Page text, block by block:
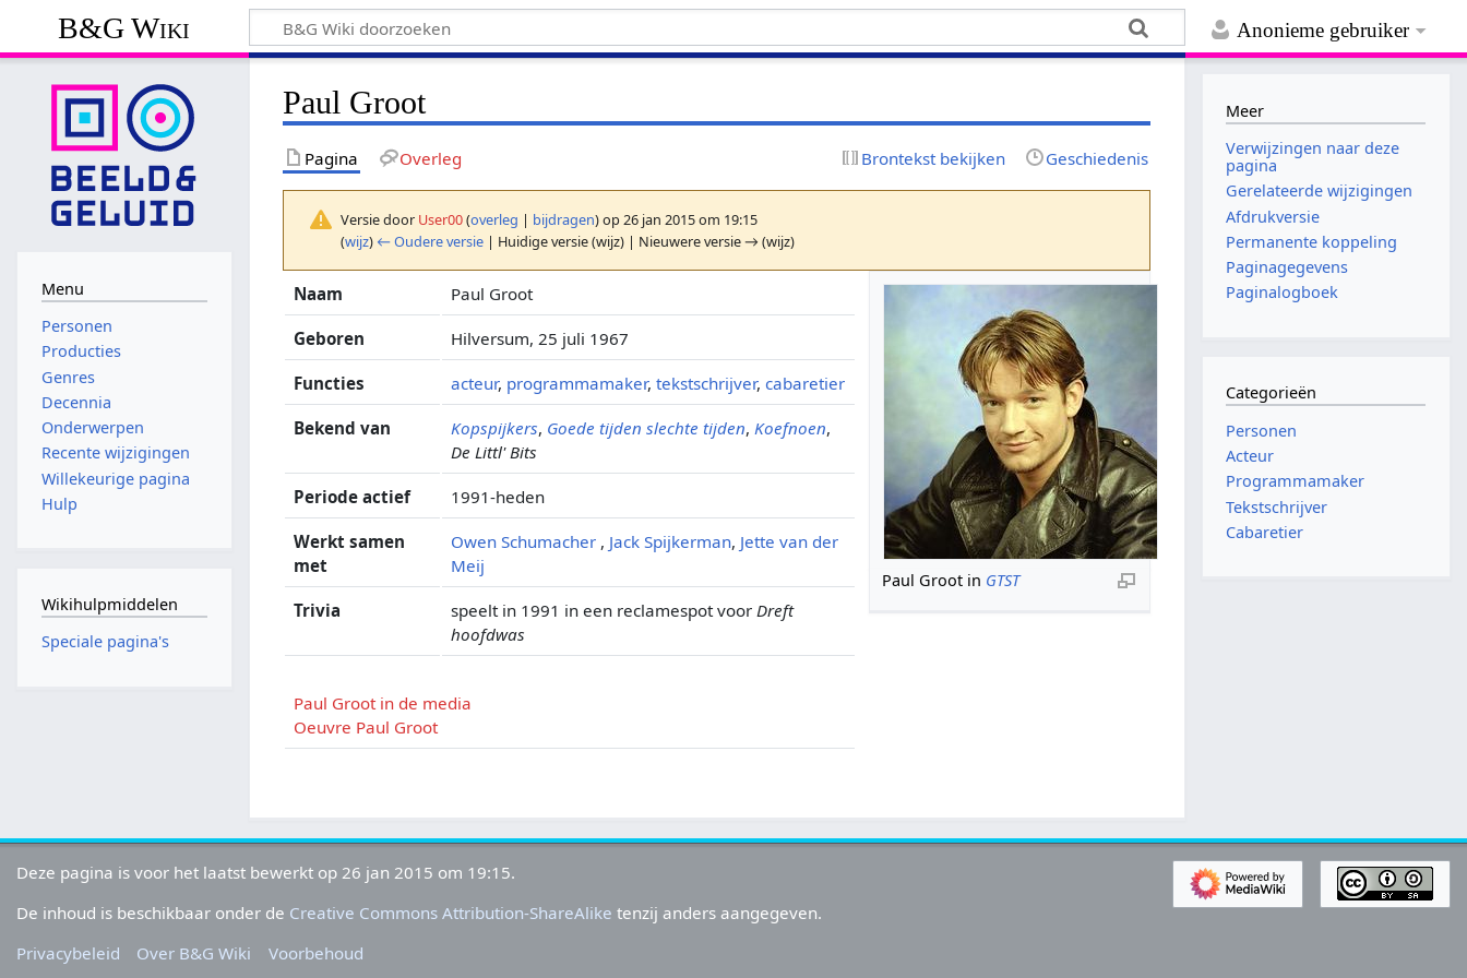
Anonieme gebruiker
B&G Wiki
Paul Groot
Pagina Overleg Brontekst bekijken Geschiedenis
Versie door User00(overleg | bijdragen)op 26 jan 2015 om 19:15
(wijz) ← Oudere versie | Huidige versie (wijz) | Nieuwere versie → (wijz)
Paul Groot in GTST
Naam Paul Groot
Geboren Hilversum, 25 juli 1967
Functies acteur, programmamaker,tekstschrijver,cabaretier
Bekend van Kopspijkers, Goede tijden slechte tijden, Koefnoen,
De Littl' Bits
Periode actief 1991-heden
Werkt samen
met
Owen Schumacher , Jack Spijkerman, Jette van der
Meij
Trivia speelt in 1991 in een reclamespot voor Dreft
hoofdwas
Paul Groot in de media
Oeuvre Paul Groot
Menu
Personen
Producties
Genres
Decennia
Onderwerpen
Recente wijzigingen
Willekeurige pagina
Hulp
Wikihulpmiddelen
Speciale pagina's
Meer
Verwijzingen naar deze
pagina
Gerelateerde wijzigingen
Afdrukversie
Permanente koppeling
Paginagegevens
Paginalogboek
Categorieën
Personen
Acteur
Programmamaker
Tekstschrijver
Cabaretier
Deze pagina is voor het laatst bewerkt op 26 jan 2015 om 19:15.
De inhoud is beschikbaar onder de Creative Commons Attribution-ShareAlike tenzij anders aangegeven.
Privacybeleid
Over B&G Wiki Voorbehoud